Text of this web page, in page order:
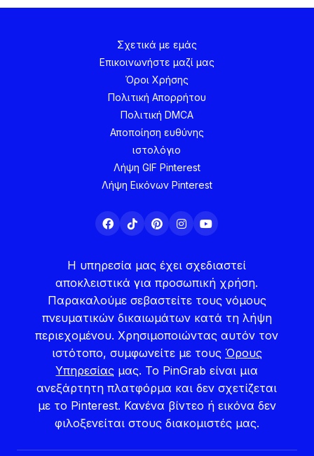
Σχετικά με εμάς
Επικοινωνήστε μαζί μας
Όροι Χρήσης
Πολιτική Απορρήτου
Πολιτική DMCA
Αποποίηση ευθύνης
ιστολόγιο
Λήψη GIF Pinterest
Λήψη Εικόνων Pinterest
Η υπηρεσία μας έχει σχεδιαστεί
αποκλειστικά για προσωπική χρήση.
Παρακαλούμε σεβαστείτε τους νόμους
πνευματικών δικαιωμάτων κατά τη λήψη
περιεχομένου. Χρησιμοποιώντας αυτόν τον
ιστότοπο, συμφωνείτε με τους Όρους
Υπηρεσίας μας. Το PinGrab είναι μια
ανεξάρτητη πλατφόρμα και δεν σχετίζεται
με το Pinterest. Κανένα βίντεο ή εικόνα δεν
φιλοξενείται στους διακομιστές μας.